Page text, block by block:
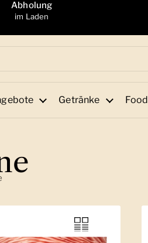
Abholung
im Laden
Getränke Food